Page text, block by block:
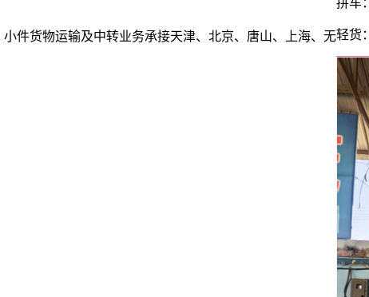
件货物运输及中转业务承接天津、北京、唐山、上海、无轻货：